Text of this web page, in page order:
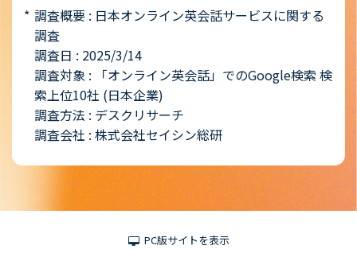
調査概要 : 日本オンライン英会話サービスに関する
調査
調査日 : 2025/3/14
調査対象 : 「オンライン英会話」でのGoogle検索 検
索上位10社 (日本企業)
調査方法 : デスクリサーチ
調査会社 : 株式会社セイシン総研
PC版サイトを表示